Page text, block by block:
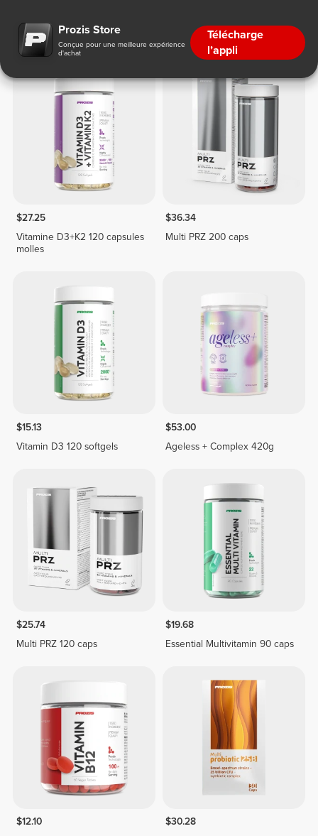
Prozis Store
Conçue pour une meilleure expérience
d'achat
Télécharge
l’appli
Système immunitaire
$27.25
Vitamine D3+K2 120 capsules
molles
$36.34
Multi PRZ 200 caps
$15.13
Vitamin D3 120 softgels
$53.00
Ageless + Complex 420g
$25.74
Multi PRZ 120 caps
$19.68
Essential Multivitamin 90 caps
$12.10
$30.28